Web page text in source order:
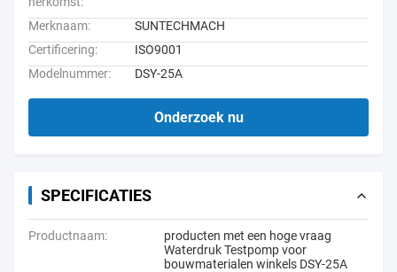
Merknaam:
SUNTECHMACH
Certificering:
ISO9001
Modelnummer:
DSY-25A
Onderzoek nu
SPECIFICATIES
Productnaam:
producten met een hoge vraag
Waterdruk Testpomp voor
bouwmaterialen winkels DSY-25A